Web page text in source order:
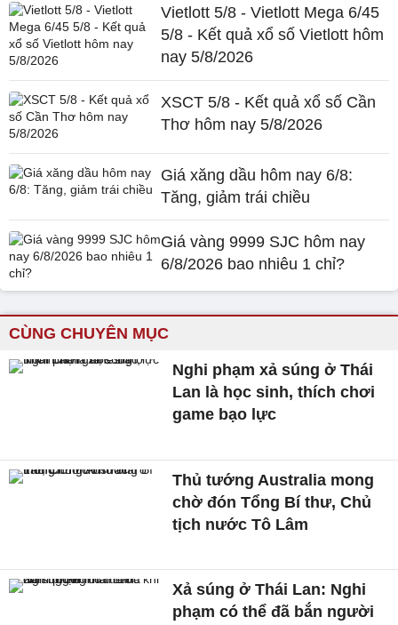
Vietlott 5/8 - Vietlott Mega 6/45
5/8 - Kết quả xổ số Vietlott hôm
nay 5/8/2026
XSCT 5/8 - Kết quả xổ số Cần
Thơ hôm nay 5/8/2026
Giá xăng dầu hôm nay 6/8:
Tăng, giảm trái chiều
Giá vàng 9999 SJC hôm nay
6/8/2026 bao nhiêu 1 chỉ?
CÙNG CHUYÊN MỤC
Nghi phạm xả súng ở Thái
Lan là học sinh, thích chơi
game bạo lực
Thủ tướng Australia mong
chờ đón Tổng Bí thư, Chủ
tịch nước Tô Lâm
Xả súng ở Thái Lan: Nghi
phạm có thể đã bắn người